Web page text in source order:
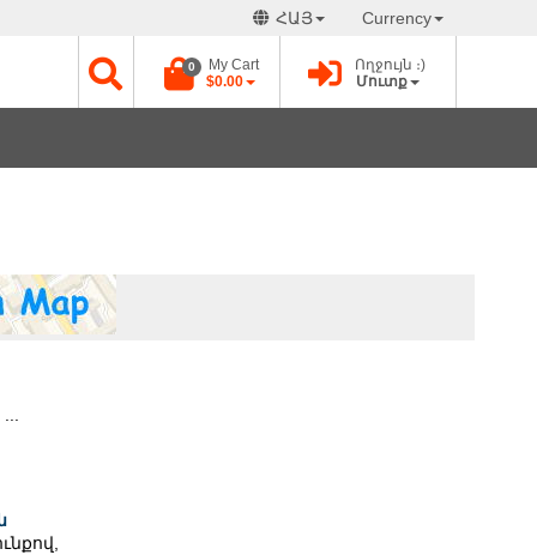
ՀԱՅ Currency
My Cart
0
$0.00
Ողջույն ։)
Մուտք